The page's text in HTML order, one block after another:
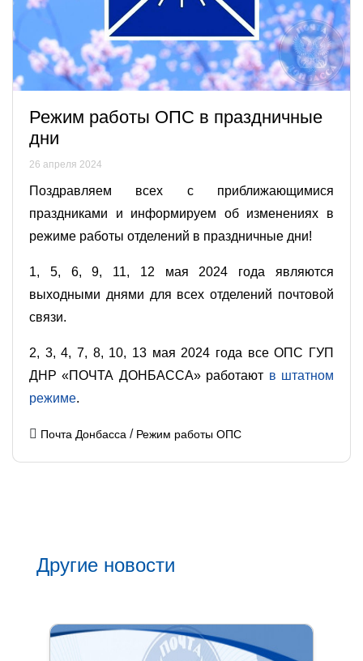
Режим работы ОПС в праздничные
дни
26 апреля 2024
Поздравляем всех с приближающимися
праздниками и информируем об изменениях в
режиме работы отделений в праздничные дни!
1, 5, 6, 9, 11, 12 мая 2024 года являются
выходными днями для всех отделений почтовой
связи.
2, 3, 4, 7, 8, 10, 13 мая 2024 года все ОПС ГУП
ДНР «ПОЧТА ДОНБАССА» работают в штатном
режиме.
Почта Донбасса / Режим работы ОПС
Другие новости